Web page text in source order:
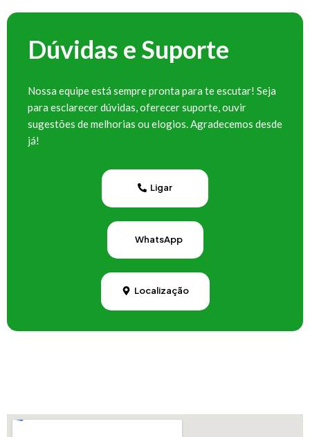
Dúvidas e Suporte
Nossa equipe está sempre pronta para te escutar! Seja
para esclarecer dúvidas, oferecer suporte, ouvir
sugestões de melhorias ou elogios. Agradecemos desde
já!
Ligar
WhatsApp
Localização